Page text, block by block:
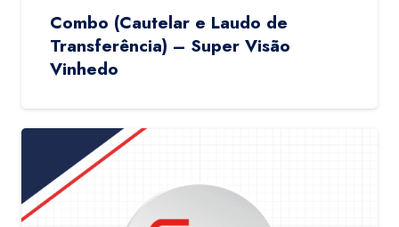
Combo (Cautelar e Laudo de
Transferência) – Super Visão
Vinhedo